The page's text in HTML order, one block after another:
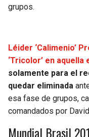
grupos.
Léider ‘Calimenio’
‘Tricolor’ en aquella
solamente para el
quedar eliminada
esa fase de grupos,
comandados por
Mundial Brasil